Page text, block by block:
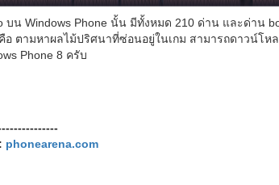
บน Windows Phone นั้น มีทั้งหมด 210 ด่าน และด่าน
อ ตามหาผลไม้ปริศนาที่ซ่อนอยู่ในเกม สามารถดาวน์โห
Phone 8 ครับ
phonearena.com